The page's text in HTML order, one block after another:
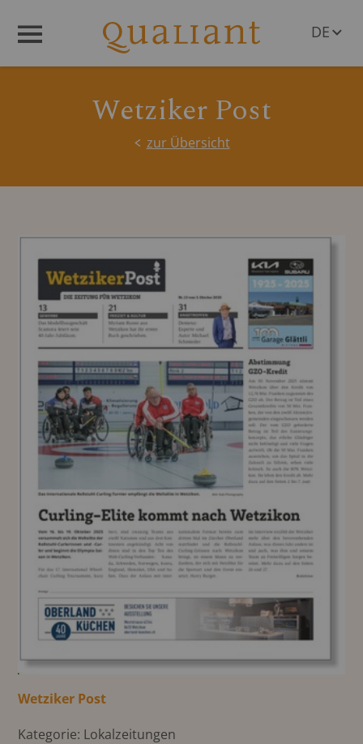
DE
Wetziker Post
zur Übersicht
Wetziker Post
Kategorie: Lokalzeitungen